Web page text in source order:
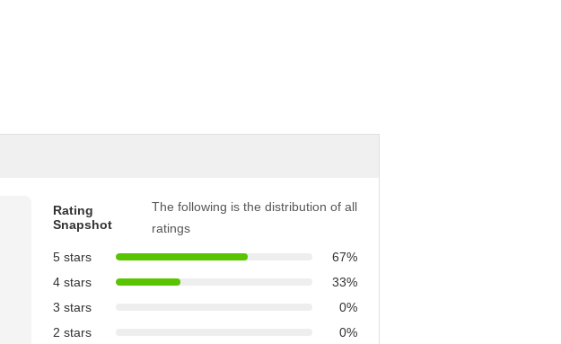
Rating
Snapshot
The following is the distribution of all
ratings
5 stars
67%
4 stars
33%
3 stars
0%
2 stars
0%